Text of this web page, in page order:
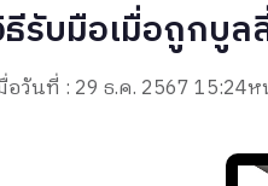
รับมือเมื่อถูกบูล
อวันที่ : 29 ธ.ค. 2567 15:24ห